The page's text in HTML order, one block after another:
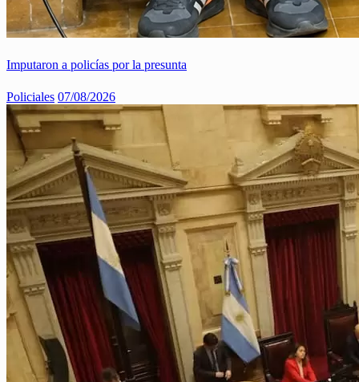
Imputaron a policías por la presunta
Policiales 07/08/2026